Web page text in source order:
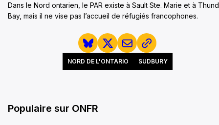
Dans le Nord ontarien, le PAR existe à Sault Ste. Marie et à
Bay, mais il ne vise pas l’accueil de réfugiés francophones.
NORD DE L'ONTARIO SUDBURY
Populaire sur ONFR